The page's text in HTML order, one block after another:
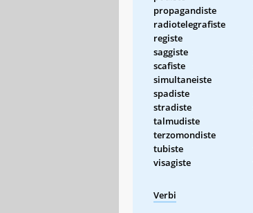
propagandiste
radiotelegrafiste
registe
saggiste
scafiste
simultaneiste
spadiste
stradiste
talmudiste
terzomondiste
tubiste
visagiste
Verbi